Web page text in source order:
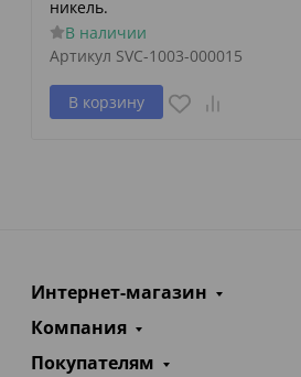
никель.
В наличии
Артикул SVC-1003-000015
В корзину
Интернет-магазин
Компания
Покупателям